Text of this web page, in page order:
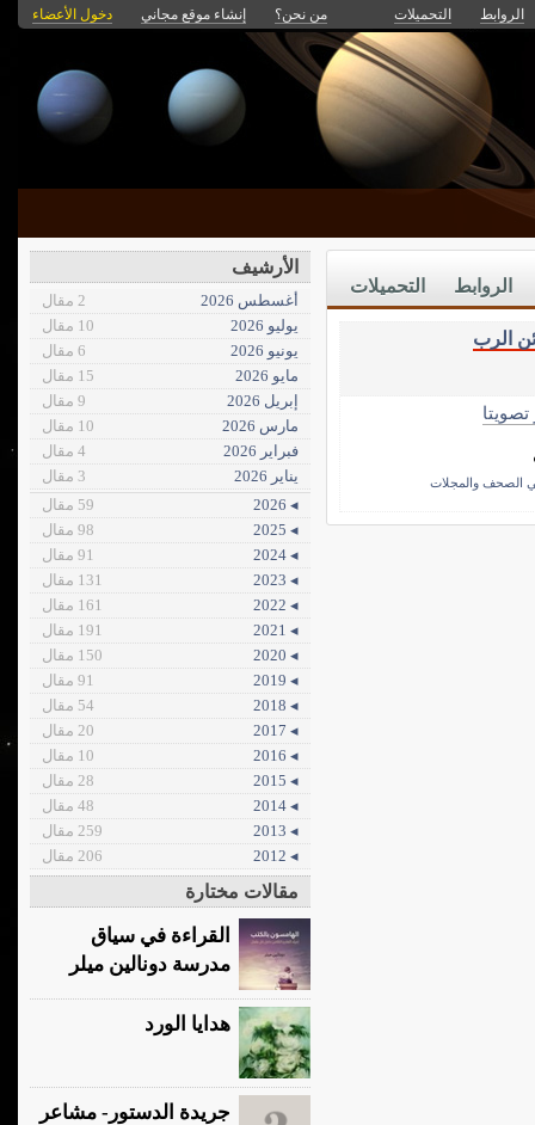
الروابط التحميلات من نحن؟ إنشاء موقع مجاني دخول الأعضاء
التحميلات الروابط
الرب
تصويتا
الصحف والمجلات
الأرشيف
أغسطس 2026
2 مقال
يوليو 2026
10 مقال
يونيو 2026
6 مقال
مايو 2026
15 مقال
إبريل 2026
9 مقال
مارس 2026
10 مقال
فبراير 2026
4 مقال
يناير 2026
3 مقال
◂ 2026
59 مقال
◂ 2025
98 مقال
◂ 2024
91 مقال
◂ 2023
131 مقال
◂ 2022
161 مقال
◂ 2021
191 مقال
◂ 2020
150 مقال
◂ 2019
91 مقال
◂ 2018
54 مقال
◂ 2017
20 مقال
◂ 2016
10 مقال
◂ 2015
28 مقال
◂ 2014
48 مقال
◂ 2013
259 مقال
◂ 2012
206 مقال
مقالات مختارة
القراءة في سياق
مدرسة دونالين ميلر
هدايا الورد
جريدة الدستور- مشاعر